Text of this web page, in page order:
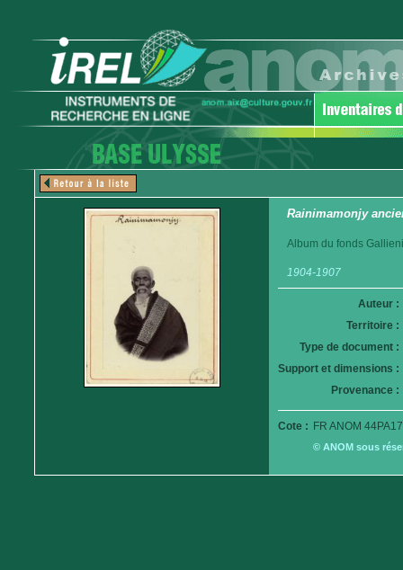
Rainimamonjy
Album du fonds
1904-1907
Auteur :
Territoire :
Type de document :
Support et dimensions :
Provenance :
Cote : FR ANOM
© ANOM sous